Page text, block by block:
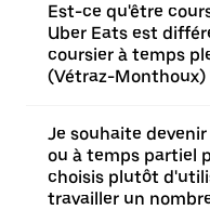
Est-ce qu'être
Uber Eats est
coursier à temps
(Vétraz-Monthoux)
Je souhaite
ou à temps partiel
choisis plutôt
travailler un